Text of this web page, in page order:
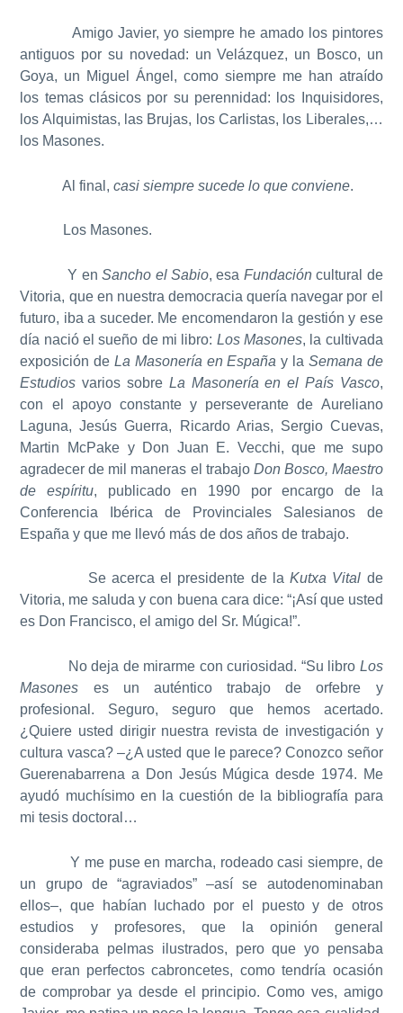
Amigo Javier, yo siempre he amado los pintores
antiguos por su novedad: un Velázquez, un Bosco, un
Goya, un Miguel Ángel, como siempre me han atraído
los temas clásicos por su perennidad: los Inquisidores,
los Alquimistas, las Brujas, los Carlistas, los Liberales,…
los Masones.
Al final,casi siempre sucede lo que conviene.
Los Masones.
Y enSancho el Sabio, esa Fundacióncultural de
Vitoria, que en nuestra democracia quería navegar por el
futuro, iba a suceder. Me encomendaron la gestión y ese
día nació el sueño de mi libro: Los Masones, la cultivada
exposición deLa Masonería en España y la Semana de
Estudios varios sobre La Masonería en el País Vasco,
con el apoyo constante y perseverante de Aureliano
Laguna, Jesús Guerra, Ricardo Arias, Sergio Cuevas,
Martin McPake y Don Juan E. Vecchi, que me supo
agradecer de mil maneras el trabajo Don Bosco, Maestro
de espíritu, publicado en 1990 por encargo de la
Conferencia Ibérica de Provinciales Salesianos de
España y que me llevó más de dos años de trabajo.
Se acerca el presidente de laKutxa Vital de
Vitoria, me saluda y con buena cara dice: “¡Así que usted
es Don Francisco, el amigo del Sr. Múgica!”.
No deja de mirarme con curiosidad. “Su libro Los
Masones es un auténtico trabajo de orfebre y
profesional. Seguro, seguro que hemos acertado.
¿Quiere usted dirigir nuestra revista de investigación y
cultura vasca? –¿A usted que le parece? Conozco señor
Guerenabarrena a Don Jesús Múgica desde 1974. Me
ayudó muchísimo en la cuestión de la bibliografía para
mi tesis doctoral…
Y me puse en marcha, rodeado casi siempre, de
un grupo de “agraviados” –así se autodenominaban
ellos–, que habían luchado por el puesto y de otros
estudios y profesores, que la opinión general
consideraba pelmas ilustrados, pero que yo pensaba
que eran perfectos cabroncetes, como tendría ocasión
de comprobar ya desde el principio. Como ves, amigo